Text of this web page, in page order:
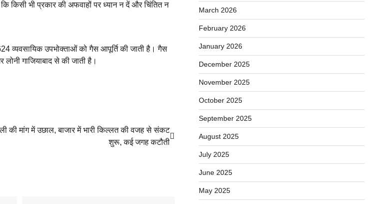
किसी भी प्रकार की अफवाहों पर ध्यान न दें और चिंतित न
उपभोक्ताओं को गैस आपूर्ति की जाती है। गैस
गाजियाबाद से की जाती है।
की मांग में उछाल, बाजार में भारी किल्लत की वजह से संकट
शुरू, कई जगह कटौती
March 2026
February 2026
January 2026
December 2025
November 2025
October 2025
September 2025
August 2025
July 2025
June 2025
May 2025